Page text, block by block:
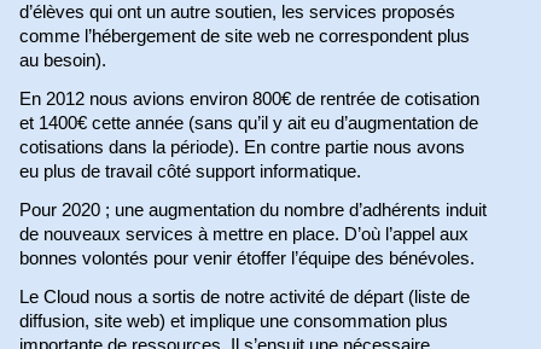
d’élèves qui ont un autre soutien, les services proposés
comme l’hébergement de site web ne correspondent plus
au besoin).
En 2012 nous avions environ 800€ de rentrée de cotisation
et 1400€ cette année (sans qu’il y ait eu d’augmentation de
cotisations dans la période). En contre partie nous avons
eu plus de travail côté support informatique.
Pour 2020 ; une augmentation du nombre d’adhérents induit
de nouveaux services à mettre en place. D’où l’appel aux
bonnes volontés pour venir étoffer l’équipe des bénévoles.
Le Cloud nous a sortis de notre activité de départ (liste de
diffusion, site web) et implique une consommation plus
importante de ressources. Il s’ensuit une nécessaire